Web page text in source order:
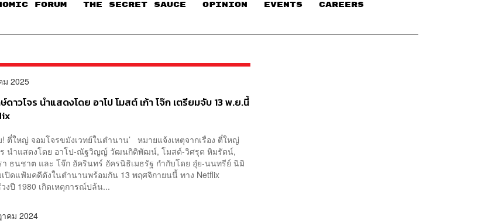
FORUM THE SECRET SAUCE​ OPINION EVENTS CAREERS
ม 2025
าวโจร นำแสดงโดย อาโป โมสต์ เก้า โจ๊ก เตรียมจับ 13 พ.ย.นี้
! ตี๋ใหญ่ จอมโจรขมังเวทย์ในตำนาน’ หมายแจ้งเหตุจากเรื่อง ตี๋ใหญ่
ร นำแสดงโดย อาโป-ณัฐวิญญ์ วัฒนกิติพัฒน์, โมสต์-วิศรุต หิมรัตน์,
า ธนชาต และ โจ๊ก อัครินทร์ อัครนิธิเมธรัฐ กำกับโดย อุ๋ย-นนทรีย์ นิมิ
เปิดแฟ้มคดีดังในตำนานพร้อมกัน 13 พฤศจิกายนนี้ ทาง Netflix
งปี 1980 เกิดเหตุการณ์ปล้น...
คม 2024